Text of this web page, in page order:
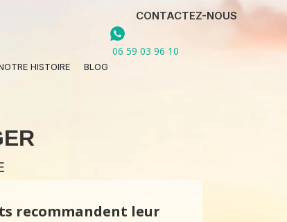
CONTACTEZ-NOUS
06 59 03 96 10
HISTOIRE BLOG
recommandent leur